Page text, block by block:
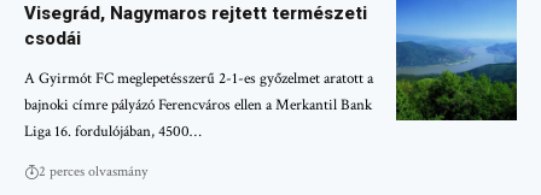
Visegrád, Nagymaros rejtett természeti
csodái
A Gyirmót FC meglepetésszerű 2-1-es győzelmet aratott a
bajnoki címre pályázó Ferencváros ellen a Merkantil Bank
Liga 16. fordulójában, 4500…
2 perces olvasmány